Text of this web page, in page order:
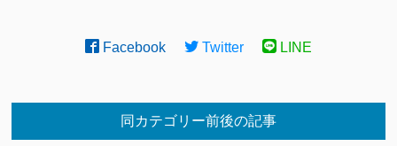
Facebook Twitter LINE
同カテゴリー前後の記事